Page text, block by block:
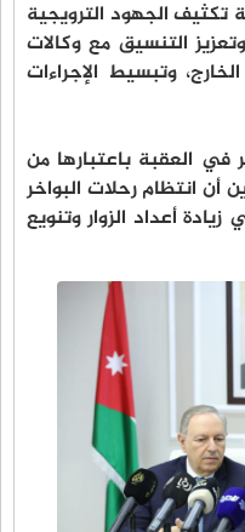
تكثيف الجهود الترويجية
التنسيق مع وكالات
وتبسيط الإجراءات
في العقبة باعتبارها من
أن انتظام رحلات البواخر
أعداد الزوار وتنويع